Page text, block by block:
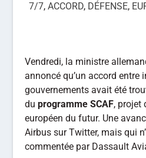
7/7, ACCORD, DÉFENSE,
Vendredi, la ministre
annoncé qu’un accord entre
gouvernements avait été
duprogramme SCAF, projet
européen du futur. Une
Airbus sur Twitter, mais qui
commentée par Dassault